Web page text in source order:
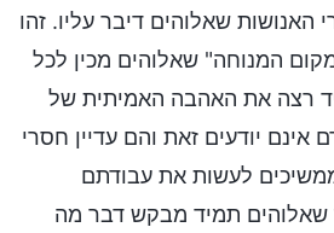
האנושות שאלוהים דיבר עליו. זהו
המנוחה" שאלוהים מכין לכל
רצה את האהבה האמיתית של
אינם יודעים זאת והם עדיין חסרי
לעשות את עבודתם
שאלוהים תמיד מבקש דבר מה